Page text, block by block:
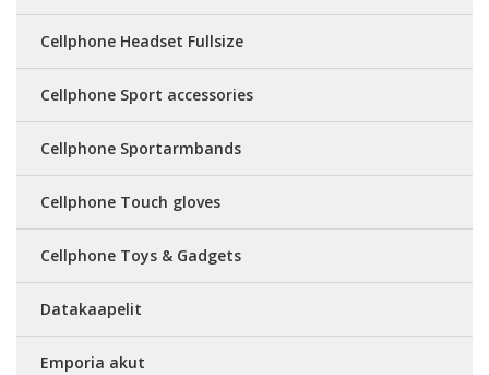
Cellphone Headset Fullsize
Cellphone Sport accessories
Cellphone Sportarmbands
Cellphone Touch gloves
Cellphone Toys & Gadgets
Datakaapelit
Emporia akut